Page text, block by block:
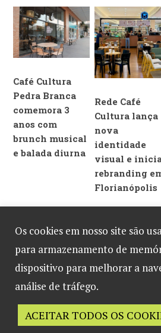
melhor espaço
Café Cultura
Pedra Branca
comemora 3
anos com
brunch musical
e balada diurna
Rede Café
Cultura lança
nova
identidade
visual e
rebranding
Florianópolis
DEIXE UM COMENTÁRIO
Você precisa fazer ologinpara publicar um
Desenvolvido porB2 Marketing
Os cookies em nosso site são
para armazenamento de
dispositivo para melhorar a
análise de tráfego.
ACEITAR TODOS OS